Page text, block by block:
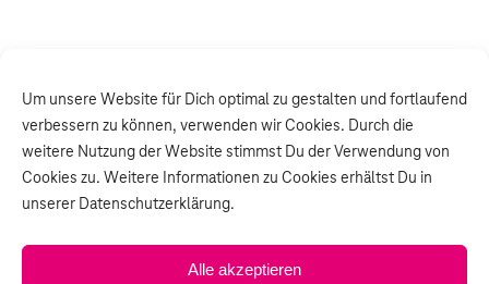
Um unsere Website für Dich optimal zu gestalten und fortlaufend
verbessern zu können, verwenden wir Cookies. Durch die
weitere Nutzung der Website stimmst Du der Verwendung von
Cookies zu. Weitere Informationen zu Cookies erhältst Du in
unserer Datenschutzerklärung.
Alle akzeptieren